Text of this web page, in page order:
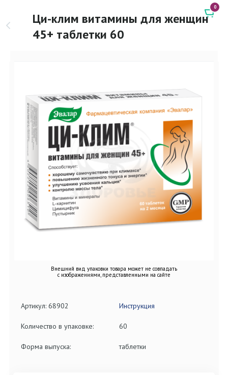
Ци-клим витамины для женщин
45+ таблетки 60
0
Внешний вид упаковки товара может не совпадать
с изображениями, представленными на сайте
Артикул: 68902 Инструкция
Количество в упаковке: 60
Форма выпуска: таблетки